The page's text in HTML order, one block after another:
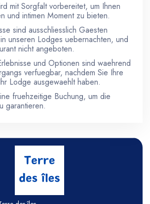
mit Sorgfalt vorbereitet, um Ihnen
und intimen Moment zu bieten.
sind ausschliesslich Gaesten
unseren Lodges uebernachten, und
nicht angeboten.
und Optionen sind waehrend
verfuegbar, nachdem Sie Ihre
Lodge ausgewaehlt haben.
fruehzeitige Buchung, um die
garantieren.